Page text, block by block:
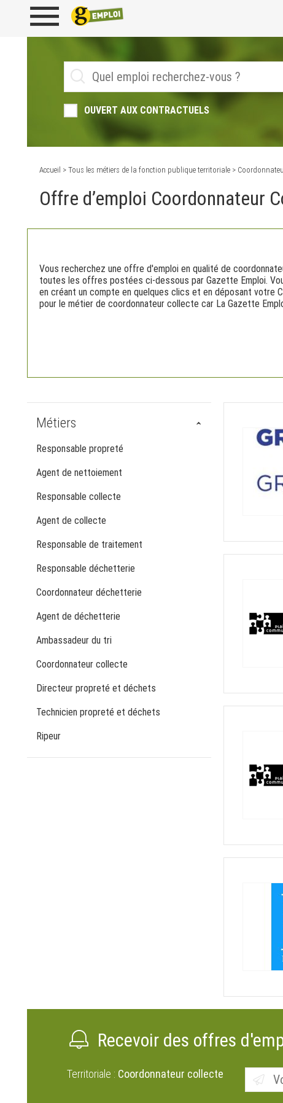
OUVERT AUX CONTRACTUELS
Accueil > Tous les métiers de la fonction publique territoriale >
Offre d’emploi Coordonnateur
Vous recherchez une offre d'emploi en qualité de
toutes les offres postées ci-dessous par Gazette Emploi.
en créant un compte en quelques clics et en déposant votre
pour le métier de coordonnateur collecte car La Gazette
Métiers
Responsable propreté
Agent de nettoiement
Responsable collecte
Agent de collecte
Responsable de traitement
Responsable déchetterie
Coordonnateur déchetterie
Agent de déchetterie
Ambassadeur du tri
Coordonnateur collecte
Directeur propreté et déchets
Technicien propreté et déchets
Ripeur
Recevoir des offres
Territoriale : Coordonnateur collecte